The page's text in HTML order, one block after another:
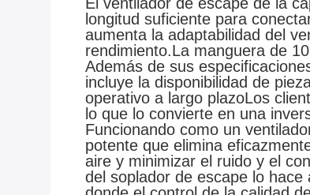
longitud suficiente para
aumenta la adaptabilidad del
rendimiento.La manguera de
Además de sus
incluye la disponibilidad de
operativo a largo plazoLos
lo que lo convierte en una
Funcionando como un
potente que elimina
aire y minimizar el ruido y el
del soplador de escape lo